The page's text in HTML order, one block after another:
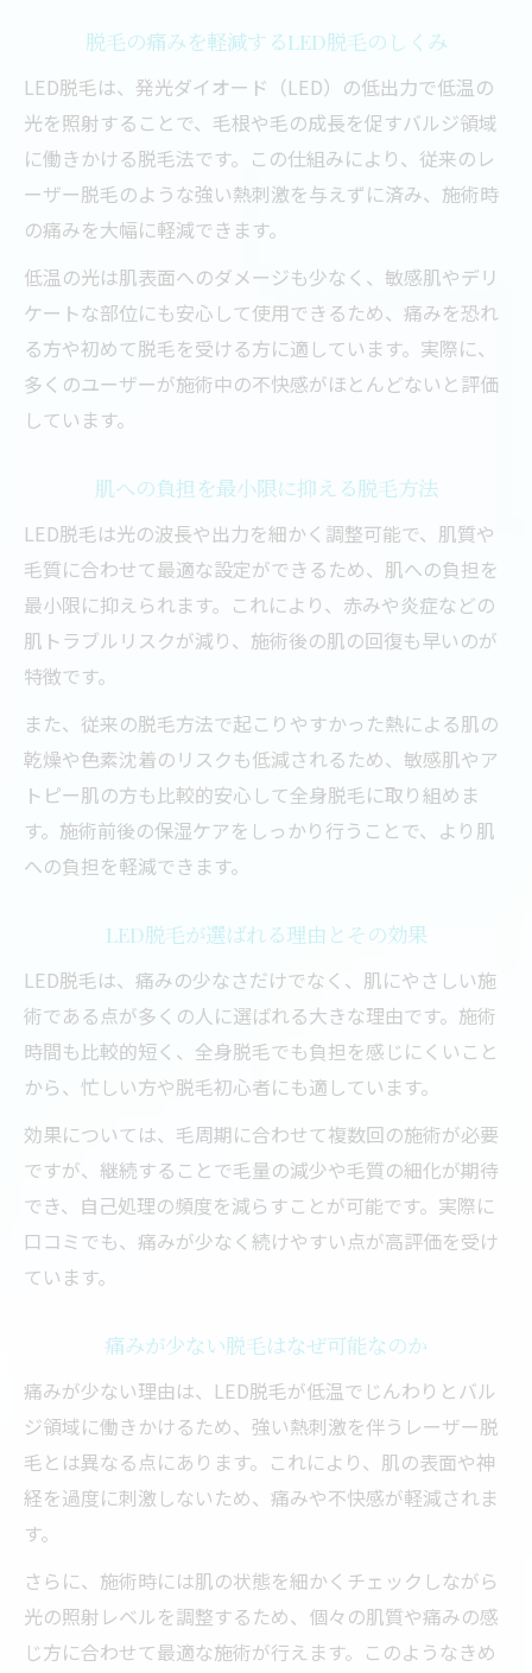
脱毛の痛みを軽減するLED脱毛のしくみ
LED脱毛は、発光ダイオード（LED）の低出力で低温の
光を照射することで、毛根や毛の成長を促すバルジ領域
に働きかける脱毛法です。この仕組みにより、従来のレ
ーザー脱毛のような強い熱刺激を与えずに済み、施術時
の痛みを大幅に軽減できます。
低温の光は肌表面へのダメージも少なく、敏感肌やデリ
ケートな部位にも安心して使用できるため、痛みを恐れ
る方や初めて脱毛を受ける方に適しています。実際に、
多くのユーザーが施術中の不快感がほとんどないと評価
しています。
肌への負担を最小限に抑える脱毛方法
LED脱毛は光の波長や出力を細かく調整可能で、肌質や
毛質に合わせて最適な設定ができるため、肌への負担を
最小限に抑えられます。これにより、赤みや炎症などの
肌トラブルリスクが減り、施術後の肌の回復も早いのが
特徴です。
また、従来の脱毛方法で起こりやすかった熱による肌の
乾燥や色素沈着のリスクも低減されるため、敏感肌やア
トピー肌の方も比較的安心して全身脱毛に取り組めま
す。施術前後の保湿ケアをしっかり行うことで、より肌
への負担を軽減できます。
LED脱毛が選ばれる理由とその効果
LED脱毛は、痛みの少なさだけでなく、肌にやさしい施
術である点が多くの人に選ばれる大きな理由です。施術
時間も比較的短く、全身脱毛でも負担を感じにくいこと
から、忙しい方や脱毛初心者にも適しています。
効果については、毛周期に合わせて複数回の施術が必要
ですが、継続することで毛量の減少や毛質の細化が期待
でき、自己処理の頻度を減らすことが可能です。実際に
口コミでも、痛みが少なく続けやすい点が高評価を受け
ています。
痛みが少ない脱毛はなぜ可能なのか
痛みが少ない理由は、LED脱毛が低温でじんわりとバル
ジ領域に働きかけるため、強い熱刺激を伴うレーザー脱
毛とは異なる点にあります。これにより、肌の表面や神
経を過度に刺激しないため、痛みや不快感が軽減されま
す。
さらに、施術時には肌の状態を細かくチェックしながら
光の照射レベルを調整するため、個々の肌質や痛みの感
じ方に合わせて最適な施術が行えます。このようなきめ